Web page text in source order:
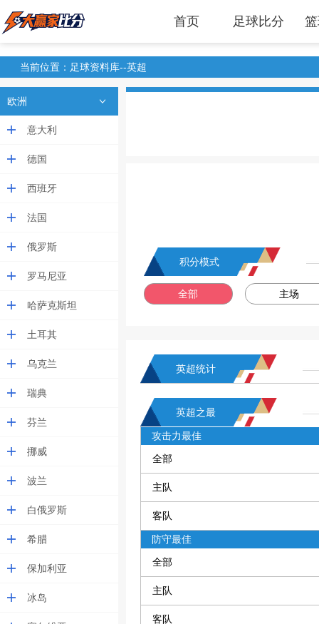
首页 足球比分
当前位置：足球资料库--英超
欧洲
意大利
德国
西班牙
法国
俄罗斯
罗马尼亚
哈萨克斯坦
土耳其
乌克兰
瑞典
芬兰
挪威
波兰
白俄罗斯
希腊
保加利亚
冰岛
积分模式
全部 主场
英超统计
英超之最
攻击力最佳
全部
主队
客队
防守最佳
全部
主队
客队